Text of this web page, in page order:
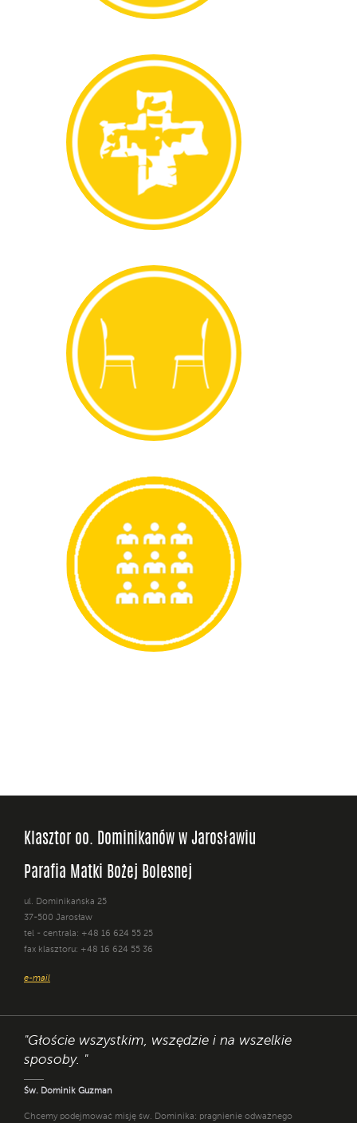
Klasztor oo. Dominikanów w Jarosławiu
Parafia Matki Bożej Bolesnej
ul. Dominikańska 25
37-500 Jarosław
tel - centrala: +48 16 624 55 25
fax klasztoru: +48 16 624 55 36
e-mail
"Głoście wszystkim, wszędzie i na wszelkie
sposoby. "
Św. Dominik Guzman
Chcemy podejmować misję św. Dominika: pragnienie odważnego